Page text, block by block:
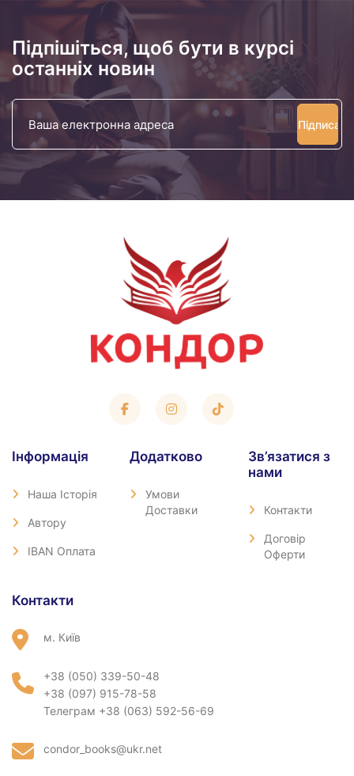
Підпішіться, щоб бути в курсі
останніх новин
Ваша
електронна
Iнформація
Наша Історія
Автору
IBAN Оплата
Додатково
Умови
Доставки
Зв’язатися з
нами
Контакти
Договір
Оферти
Контакти
м. Київ
+38 (050) 339-50-48
+38 (097) 915-78-58
Телеграм +38 (063) 592-56-69
condor_books@ukr.net